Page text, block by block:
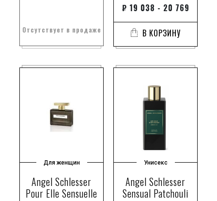
Отсутствует в продаже
₽ 19 038 - 20 769
В КОРЗИНУ
Для женщин
Angel Schlesser
Pour Elle Sensuelle
Унисекс
Angel Schlesser
Sensual Patchouli